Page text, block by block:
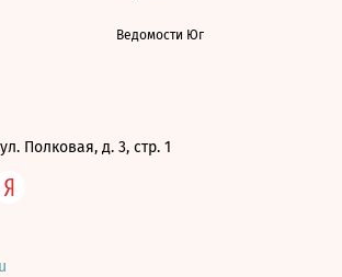
Ведомости Юг
Полковая, д. 3, стр. 1